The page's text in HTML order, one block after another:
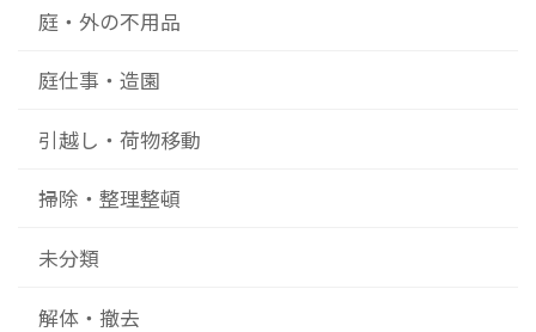
庭・外の不用品
庭仕事・造園
引越し・荷物移動
掃除・整理整頓
未分類
解体・撤去